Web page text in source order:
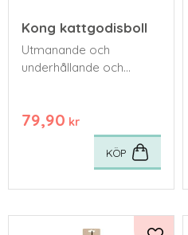
Kong kattgodisboll
Utmanande och
underhållande och
glada.
79,90 kr
KÖP